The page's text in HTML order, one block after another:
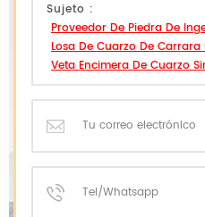
Sujeto :
Proveedor De Piedra De
Losa De Cuarzo De
Veta Encimera De Cuarzo